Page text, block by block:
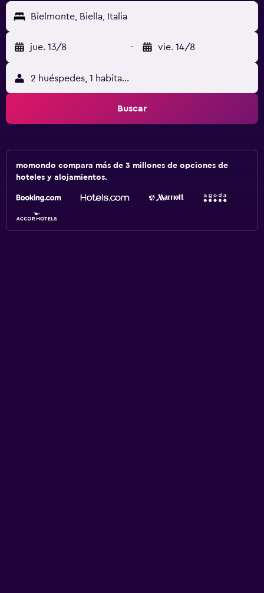
Bielmonte, Biella, Italia
jue. 13/8 - vie. 14/8
2 huéspedes, 1 habitación
Buscar
momondo compara más de 3 millones de opciones de
hoteles y alojamientos.